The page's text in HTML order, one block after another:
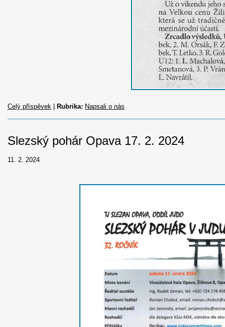
Celý příspěvek Rubrika: Napsali o nás
Slezský pohár Opava 17. 2. 2024
11. 2. 2024